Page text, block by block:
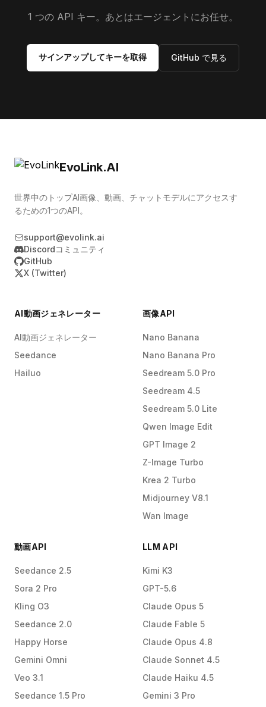
1 つの API キー。あとはエージェントにお任せ。
サインアップしてキーを取得 GitHub で見る
EvoLink.AI
世界中のトップAI画像、動画、チャットモデルにアクセスす
るための1つのAPI。
support@evolink.ai
Discordコミュニティ
GitHub
X (Twitter)
AI動画ジェネレーター
AI動画ジェネレーター
Seedance
Hailuo
画像API
Nano Banana
Nano Banana Pro
Seedream 5.0 Pro
Seedream 4.5
Seedream 5.0 Lite
Qwen Image Edit
GPT Image 2
Z-Image Turbo
Krea 2 Turbo
Midjourney V8.1
Wan Image
動画API
Seedance 2.5
Sora 2 Pro
Kling O3
Seedance 2.0
Happy Horse
Gemini Omni
Veo 3.1
Seedance 1.5 Pro
LLM API
Kimi K3
GPT-5.6
Claude Opus 5
Claude Fable 5
Claude Opus 4.8
Claude Sonnet 4.5
Claude Haiku 4.5
Gemini 3 Pro